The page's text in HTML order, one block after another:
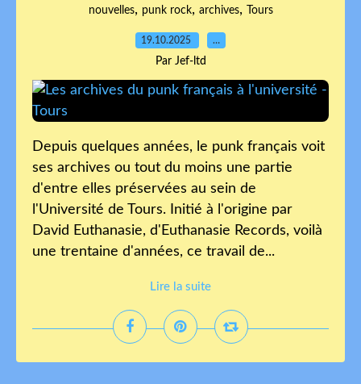
nouvelles, punk rock, archives, Tours
19.10.2025 …
Par Jef-ltd
Depuis quelques années, le punk français voit
ses archives ou tout du moins une partie
d'entre elles préservées au sein de
l'Université de Tours. Initié à l'origine par
David Euthanasie, d'Euthanasie Records, voilà
une trentaine d'années, ce travail de...
Lire la suite